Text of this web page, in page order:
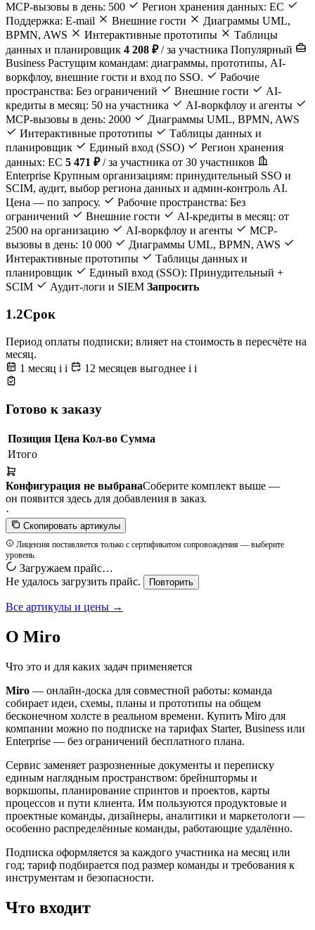
MCP-вызовы в день: 500
Регион хранения данных: ЕС
Поддержка: E-mail
Внешние гости
Диаграммы UML,
BPMN, AWS
Интерактивные прототипы
Таблицы
данных и планировщик 4 208 ₽ / за участника Популярный
Business Растущим командам: диаграммы, прототипы, AI-
воркфлоу, внешние гости и вход по SSO.
Рабочие
пространства: Без ограничений
Внешние гости
AI-
кредиты в месяц: 50 на участника
AI-воркфлоу и агенты
MCP-вызовы в день: 2000
Диаграммы UML, BPMN, AWS
Интерактивные прототипы
Таблицы данных и
планировщик
Единый вход (SSO)
Регион хранения
данных: ЕС 5 471 ₽ / за участника от 30 участников
Enterprise Крупным организациям: принудительный SSO и
SCIM, аудит, выбор региона данных и админ-контроль AI.
Цена — по запросу.
Рабочие пространства: Без
ограничений
Внешние гости
AI-кредиты в месяц: от
2500 на организацию
AI-воркфлоу и агенты
MCP-
вызовы в день: 10 000
Диаграммы UML, BPMN, AWS
Интерактивные прототипы
Таблицы данных и
планировщик
Единый вход (SSO): Принудительный +
SCIM
Аудит-логи и SIEM Запросить
1.2Срок
Период оплаты подписки; влияет на стоимость в пересчёте на
месяц.
1 месяц i i 12 месяцев выгоднее i i
Готово к заказу
Позиция Цена Кол-во Сумма
Итого
Конфигурация не выбранаСоберите комплект выше —
он появится здесь для добавления в заказ.
·
Скопировать артикулы
Лицензия поставляется только с сертификатом сопровождения — выберите
уровень.
Загружаем прайс…
Не удалось загрузить прайс.
Повторить
Все артикулы и цены →
О Miro
Что это и для каких задач применяется
Miro — онлайн-доска для совместной работы: команда
собирает идеи, схемы, планы и прототипы на общем
бесконечном холсте в реальном времени. Купить Miro для
компании можно по подписке на тарифах Starter, Business или
Enterprise — без ограничений бесплатного плана.
Сервис заменяет разрозненные документы и переписку
единым наглядным пространством: брейнштормы и
воркшопы, планирование спринтов и проектов, карты
процессов и пути клиента. Им пользуются продуктовые и
проектные команды, дизайнеры, аналитики и маркетологи —
особенно распределённые команды, работающие удалённо.
Подписка оформляется за каждого участника на месяц или
год; тариф подбирается под размер команды и требования к
инструментам и безопасности.
Что входит